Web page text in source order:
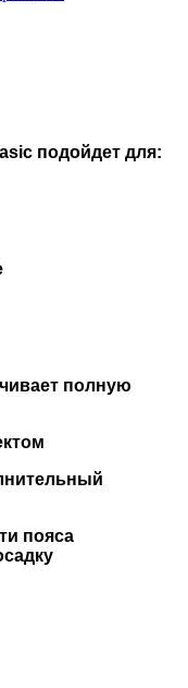
подойдет для:
полную
пояса